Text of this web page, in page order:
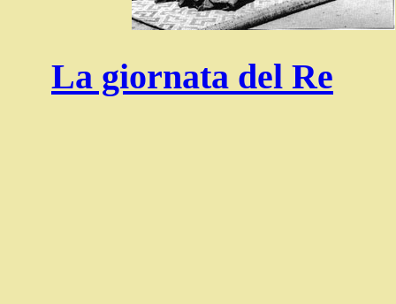
La giornata del Re